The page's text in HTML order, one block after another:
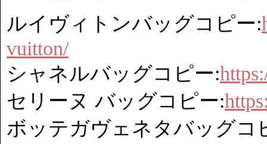
ルイヴィトンバッグコピー:
vuitton/
シャネルバッグコピー:
セリーヌ バッグコピー:
ボッテガヴェネタバッグコ